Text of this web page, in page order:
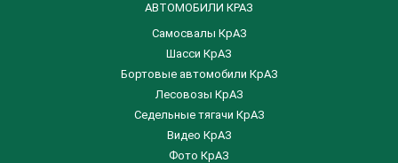
АВТОМОБИЛИ КРАЗ
Самосвалы КрАЗ
Шасси КрАЗ
Бортовые автомобили КрАЗ
Лесовозы КрАЗ
Седельные тягачи КрАЗ
Видео КрАЗ
Фото КрАЗ